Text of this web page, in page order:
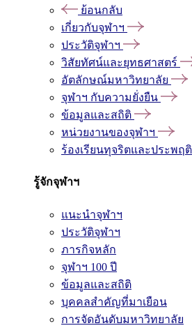
ย้อนกลับ
เกี่ยวกับจุฬาฯ
ประวัติจุฬาฯ
วิสัยทัศน์และยุทธศาสตร์
อัตลักษณ์มหาวิทยาลัย
จุฬาฯ กับความยั่งยืน
ข้อมูลและสถิติ
หน่วยงานของจุฬาฯ
ร้องเรียนทุจริตและประพฤ
รู้จักจุฬาฯ
แนะนำจุฬาฯ
ประวัติจุฬาฯ
ภารกิจหลัก
จุฬาฯ 100 ปี
ข้อมูลและสถิติ
บุคคลสำคัญที่มาเยือน
การจัดอันดับมหาวิทยาลัย